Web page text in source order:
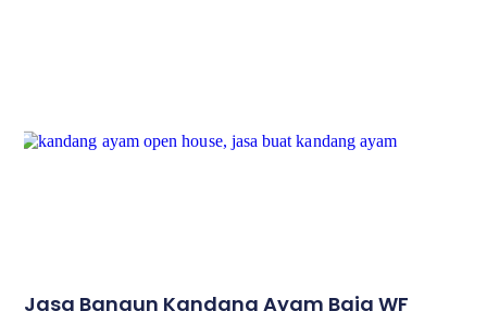
Jasa Bangun Kandang Ayam Baja WF